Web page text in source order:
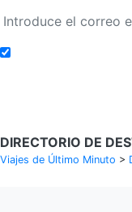
DIRECTORIO DE
Viajes de Último Minuto >